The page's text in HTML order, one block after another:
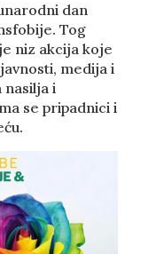
dan
Tog
niz akcija koje
medija i
nasilja i
se pripadnici i